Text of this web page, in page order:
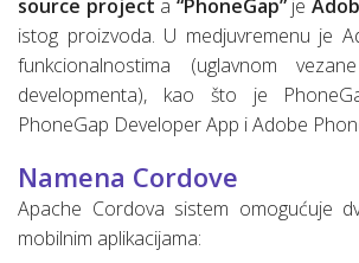
source project a “PhoneGap”je
istog proizvoda. U medjuvremenu je
funkcionalnostima (uglavnom
developmenta), kao što je
PhoneGap Developer App i Adobe
Namena Cordove
Apache Cordova sistem omogućuje
mobilnim aplikacijama: